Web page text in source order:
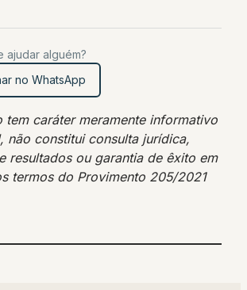
ajudar alguém?
no WhatsApp
tem caráter meramente informativo
não constitui consulta jurídica,
resultados ou garantia de êxito em
termos do Provimento 205/2021